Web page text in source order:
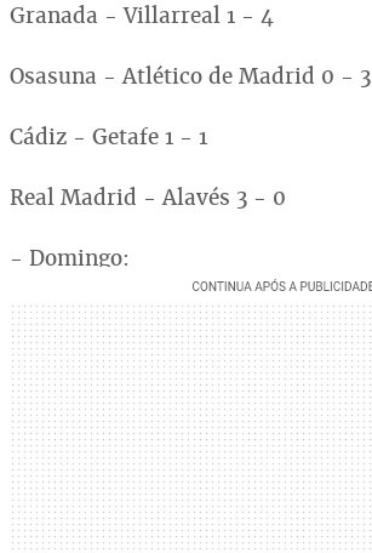
Granada - Villarreal 1 - 4
Osasuna - Atlético de Madrid 0 - 3
Cádiz - Getafe 1 - 1
Real Madrid - Alavés 3 - 0
- Domingo: